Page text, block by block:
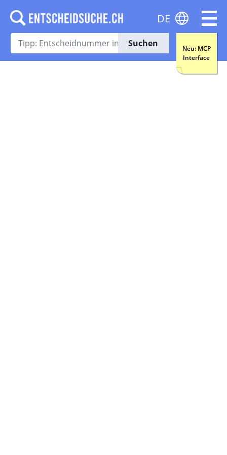
Suchen
Neu: MCP
Interface
DE